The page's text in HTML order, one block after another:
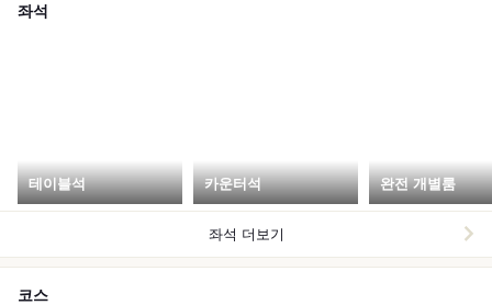
좌석
테이블석 카운터석 완전 개별룸
좌석 더보기
코스